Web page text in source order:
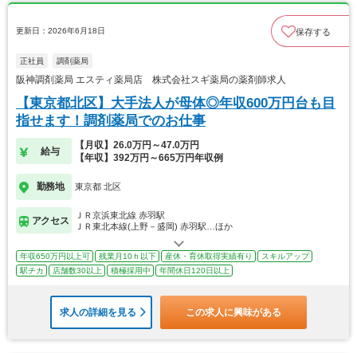
更新日：2026年6月18日 保存する
正社員 調剤薬局
阪神調剤薬局 エスティ薬局店 株式会社スギ薬局の薬剤師求人
【東京都北区】大手法人が母体◎年収600万円台も目
指せます！調剤薬局でのお仕事
給与
【月収】26.0万円～47.0万円
【年収】392万円～665万円年収例
勤務地 東京都 北区
アクセス
ＪＲ京浜東北線 赤羽駅
ＪＲ東北本線(上野－盛岡) 赤羽駅…ほか
年収650万円以上可 残業月10ｈ以下 産休・育休取得実績有り
スキルアップ
駅チカ
店舗数30以上 積極採用中 年間休日120日以上
求人の詳細を見る この求人に興味がある